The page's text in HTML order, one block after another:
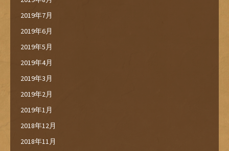
2019年7月
2019年6月
2019年5月
2019年4月
2019年3月
2019年2月
2019年1月
2018年12月
2018年11月